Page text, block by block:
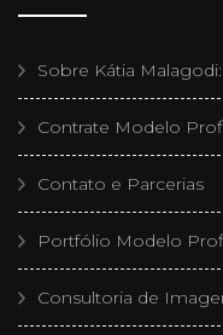
Sobre Kátia
Contrate Modelo
Contato e Parcerias
Portfólio Modelo
Consultoria de